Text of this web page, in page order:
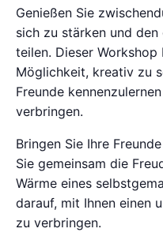
Genießen Sie
sich zu stärken und
teilen. Dieser
Möglichkeit, kreativ zu
Freunde
verbringen.
Bringen Sie Ihre
Sie gemeinsam die
Wärme eines
darauf, mit Ihnen einen
zu verbringen.